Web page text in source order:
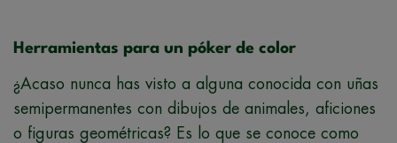
Herramientas para un póker de color
¿Acaso nunca has visto a alguna conocida con uñas
semipermanentes con dibujos de animales, aficiones
o figuras geométricas? Es lo que se conoce como